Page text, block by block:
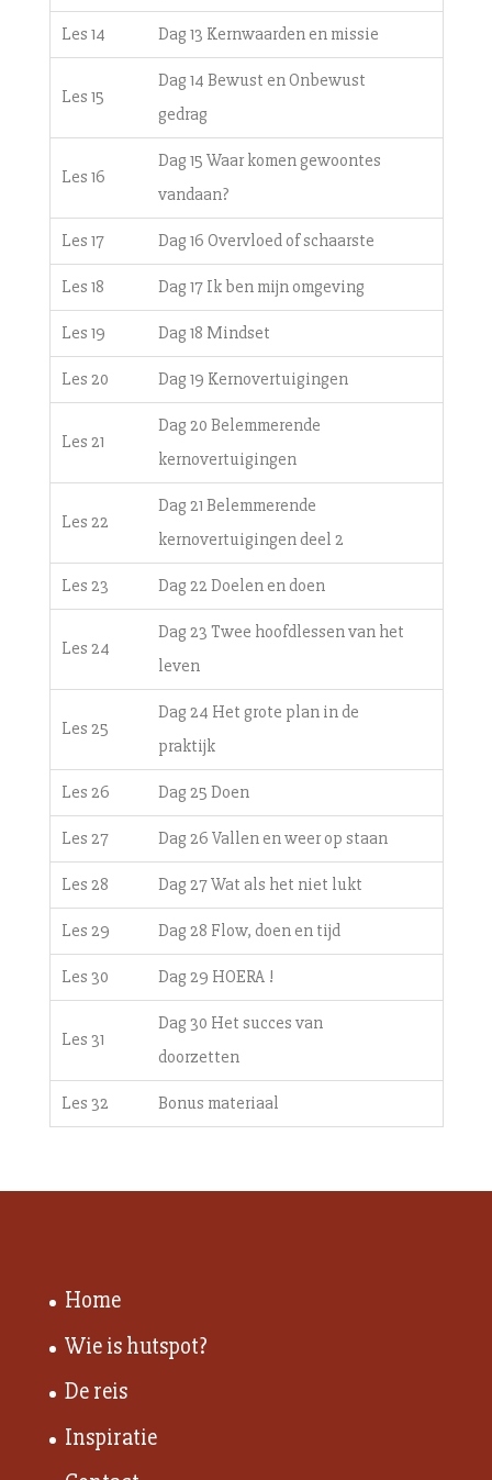
Les 14 Dag 13 Kernwaarden en missie
Les 15
Dag 14 Bewust en Onbewust
gedrag
Les 16
Dag 15 Waar komen gewoontes
vandaan?
Les 17 Dag 16 Overvloed of schaarste
Les 18 Dag 17 Ik ben mijn omgeving
Les 19 Dag 18 Mindset
Les 20 Dag 19 Kernovertuigingen
Les 21
Dag 20 Belemmerende
kernovertuigingen
Les 22
Dag 21 Belemmerende
kernovertuigingen deel 2
Les 23 Dag 22 Doelen en doen
Les 24
Dag 23 Twee hoofdlessen van het
leven
Les 25
Dag 24 Het grote plan in de
praktijk
Les 26 Dag 25 Doen
Les 27 Dag 26 Vallen en weer op staan
Les 28 Dag 27 Wat als het niet lukt
Les 29 Dag 28 Flow, doen en tijd
Les 30 Dag 29 HOERA !
Les 31
Dag 30 Het succes van
doorzetten
Les 32 Bonus materiaal
Home
Wie is hutspot?
De reis
Inspiratie